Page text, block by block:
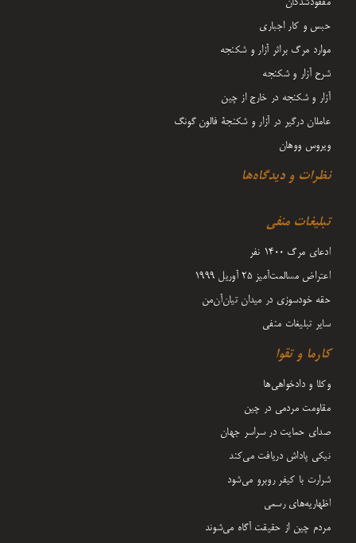
مفقودشدگان
حبس و کار اجباری
موارد مرگ براثر آزار و شکنجه
شرح آزار و شکنجه
آزار و شکنجه در خارج از چین
عاملان درگیر در آزار و شکنجۀ فالون گونگ
ویروس ووهان
نظرات و دیدگاه‌ها
تبلیغات منفی
ادعای مرگ 1400 نفر
اعتراض مسالمت‌آمیز ۲۵ آوریل ۱۹۹۹
حقه خودسوزی در میدان تیان‌آن‌من
سایر تبلیغات منفی
کارما و تقوا
وکلا و دادخواهی‌ها
مقاومت مردمی در چین
صدای حمایت در سراسر جهان
نیکی پاداش دریافت می‌کند
شرارت با کیفر روبرو می‌شود
اظهاریه‌های رسمی
مردم چین از حقیقت آگاه می‌شوند